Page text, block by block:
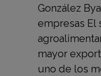
González
empresas El
mayor
uno de los